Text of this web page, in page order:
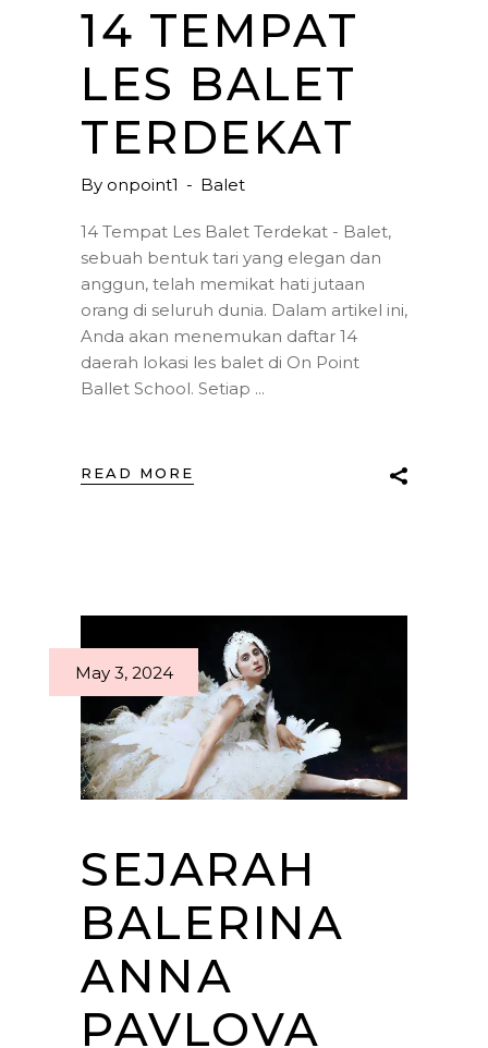
14 TEMPAT
LES BALET
TERDEKAT
By onpoint1 Balet
14 Tempat Les Balet Terdekat - Balet,
sebuah bentuk tari yang elegan dan
anggun, telah memikat hati jutaan
orang di seluruh dunia. Dalam artikel ini,
Anda akan menemukan daftar 14
daerah lokasi les balet di On Point
Ballet School. Setiap
READ MORE
May 3, 2024
SEJARAH
BALERINA
ANNA
PAVLOVA